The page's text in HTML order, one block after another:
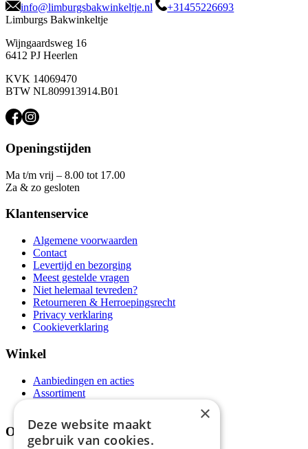
info@limburgsbakwinkeltje.nl
+31455226693
Limburgs Bakwinkeltje
Wijngaardsweg 16
6412 PJ Heerlen
KVK 14069470
BTW NL809913914.B01
Openingstijden
Ma t/m vrij – 8.00 tot 17.00
Za & zo gesloten
Klantenservice
Algemene voorwaarden
Contact
Levertijd en bezorging
Meest gestelde vragen
Niet helemaal tevreden?
Retourneren & Herroepingsrecht
Privacy verklaring
Cookieverklaring
Winkel
Aanbiedingen en acties
Assortiment
Over ons
×
Deze website maakt
gebruik van cookies.